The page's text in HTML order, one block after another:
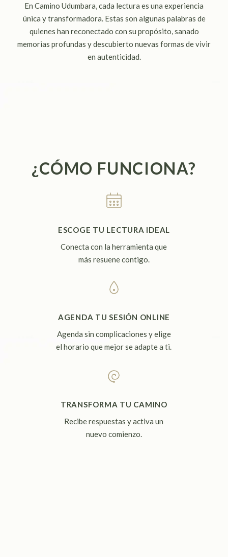
En Camino Udumbara, cada lectura es una experiencia
única y transformadora. Estas son algunas palabras de
quienes han reconectado con su propósito, sanado
memorias profundas y descubierto nuevas formas de vivir
en autenticidad.
¿CÓMO FUNCIONA?
ESCOGE TU LECTURA IDEAL
Conecta con la herramienta que
más resuene contigo.
AGENDA TU SESIÓN ONLINE
Agenda sin complicaciones y elige
el horario que mejor se adapte a ti.
TRANSFORMA TU CAMINO
Recibe respuestas y activa un
nuevo comienzo.